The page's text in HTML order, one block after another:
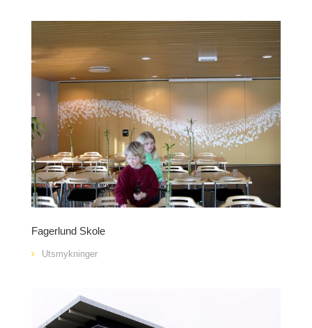
Fagerlund Skole
Utsmykninger